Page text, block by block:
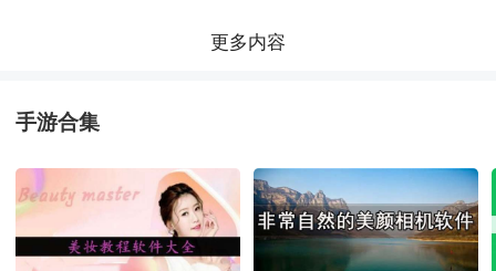
可以尝试不同的造型和风格。
《照相美颜相机》功能指南：
1.涂鸦和文字编辑功能，可以在照片上添加自己喜欢的
文字或绘画，增加照片的趣味和个性。
更多内容
手游合集